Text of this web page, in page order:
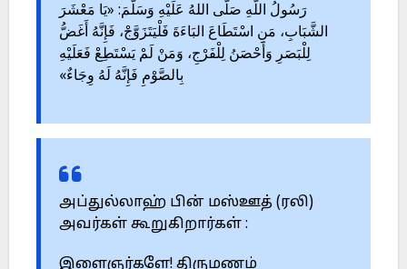
رَسُولُ اللَّهِ صَلَّى اللهُ عَلَيْهِ وَسَلَّمَ: «يَا مَعْشَرَ
الشَّبَابِ، مَنِ اسْتَطَاعَ البَاءَةَ فَلْيَتَزَوَّجْ، فَإِنَّهُ أَغَضُّ
لِلْبَصَرِ وَأَحْصَنُ لِلْفَرْجِ، وَمَنْ لَمْ يَسْتَطِعْ فَعَلَيْهِ
بِالصَّوْمِ فَإِنَّهُ لَهُ وِجَاءٌ»
அப்துல்லாஹ் பின் மஸ்ஊத் (ரலி)
அவர்கள் கூறுகிறார்கள் :
இளைஞர்களே! திருமணம்